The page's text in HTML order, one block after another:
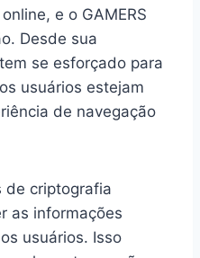
e o GAMERS
Desde sua
se esforçado para
usuários estejam
de navegação
de criptografia
as informações
usuários. Isso